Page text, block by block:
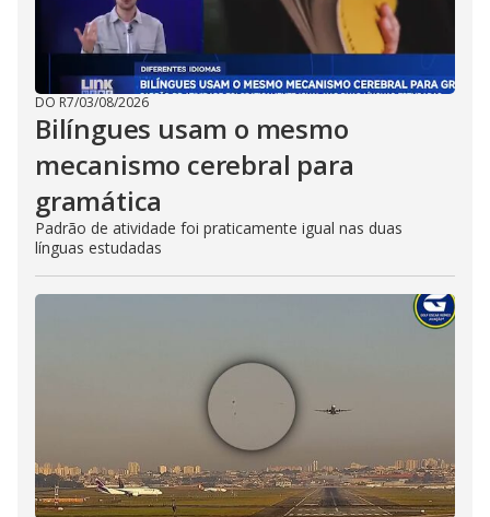
DO R7/03/08/2026
Bilíngues usam o mesmo
mecanismo cerebral para
gramática
Padrão de atividade foi praticamente igual nas duas
línguas estudadas